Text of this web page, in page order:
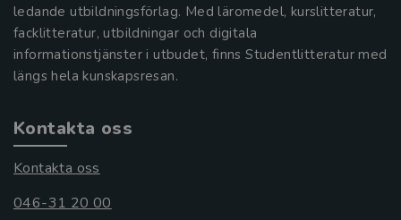
ledande utbildningsförlag. Med läromedel, kurslitteratur,
facklitteratur, utbildningar och digitala
informationstjänster i utbudet, finns Studentlitteratur med
längs hela kunskapsresan.
Kontakta oss
Kontakta oss
046-31 20 00